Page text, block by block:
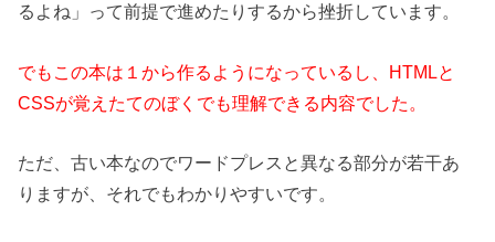
るよね」って前提で進めたりするから挫折しています。
でもこの本は１から作るようになっているし、HTMLと
CSSが覚えたてのぼくでも理解できる内容でした。
ただ、古い本なのでワードプレスと異なる部分が若干あ
りますが、それでもわかりやすいです。